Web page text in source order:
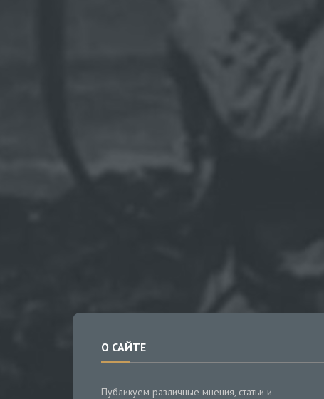
О САЙТЕ
Публикуем различные мнения, статьи и